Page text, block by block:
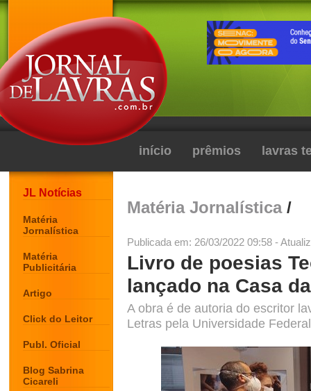
início prêmios lavras
JL Notícias
Matéria
Jornalística
Matéria
Publicitária
Artigo
Click do Leitor
Publ. Oficial
Blog Sabrina
Cicareli
Matéria Jornalística/
Publicada em: 26/03/2022 09:58 -
Livro de poesias
lançado na Casa
A obra é de autoria do escritor
Letras pela Universidade